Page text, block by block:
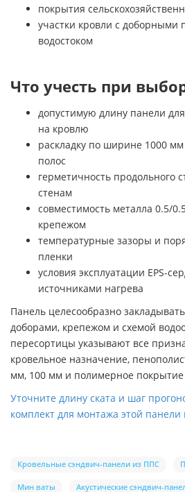
покрытия
участки кровли с доборными
водостоком
Что учесть при
допустимую длину панели
на кровлю
раскладку по ширине 1000 мм
полос
герметичность продольного
стенам
совместимость металла 0.5/
крепежом
температурные зазоры и
пленки
условия эксплуатации EPS-
источниками нагрева
Панель целесообразно
доборами, крепежом и схемой
пересортицы указывают все
кровельное назначение,
мм, 100 мм и полимерное покрытие
Уточните длину ската и шаг
комплект для монтажа этой панели
Кровельные сэндвич-панели из ППС
Мин ваты Акустические сэндвич-